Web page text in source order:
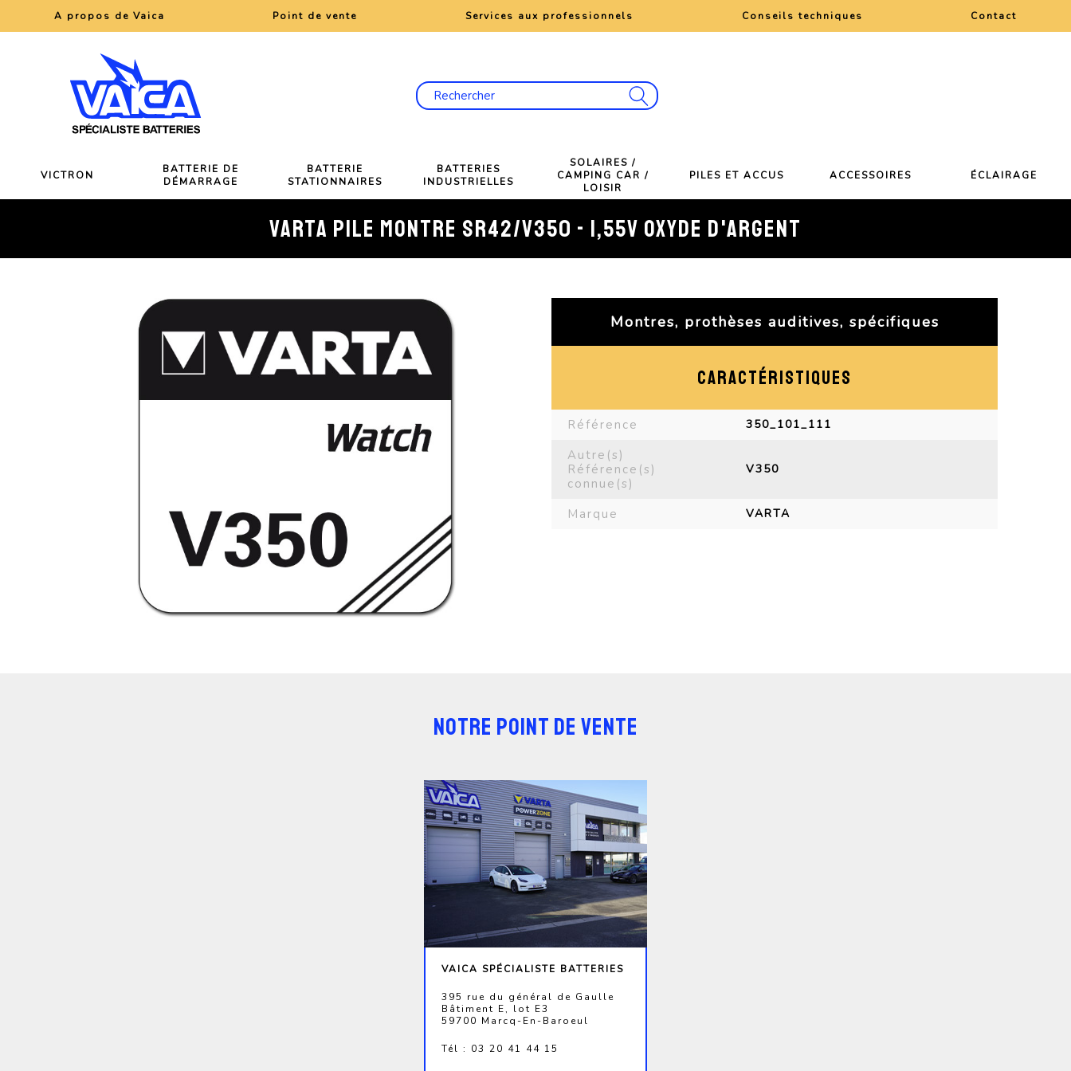
A propos de Vaica Point de vente Services aux professionnels Conseils techniques Contact
VICTRON
BATTERIE DE
DÉMARRAGE
BATTERIE
STATIONNAIRES
BATTERIES
INDUSTRIELLES
SOLAIRES /
CAMPING CAR /
LOISIR
PILES ET ACCUS ACCESSOIRES ÉCLAIRAGE
VARTA PILE MONTRE SR42/V350 - 1,55V OXYDE D'ARGENT
Montres, prothèses auditives, spécifiques
CARACTÉRISTIQUES
Référence 350_101_111
Autre(s)
Référence(s)
connue(s)
V350
Marque VARTA
NOTRE POINT DE VENTE
VAICA SPÉCIALISTE BATTERIES
395 rue du général de Gaulle
Bâtiment E, lot E3
59700 Marcq-En-Baroeul
Tél : 03 20 41 44 15